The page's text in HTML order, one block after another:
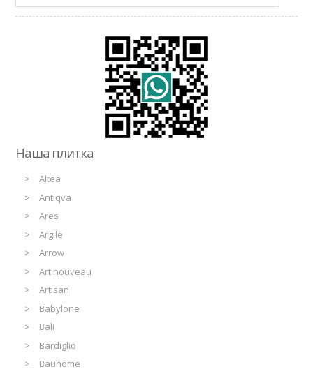
Наша плитка
Altea
Antiqva
Ares
Argile
Arrow
Art nouveau
Artisan
Babylone
Bali
Bardiglio
Bauhome